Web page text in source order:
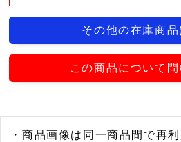
その他の在庫商品
この商品について
・商品画像は同一商品間で再